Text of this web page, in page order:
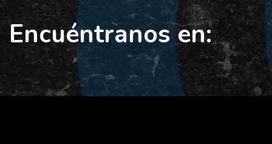
Encuéntranos en: